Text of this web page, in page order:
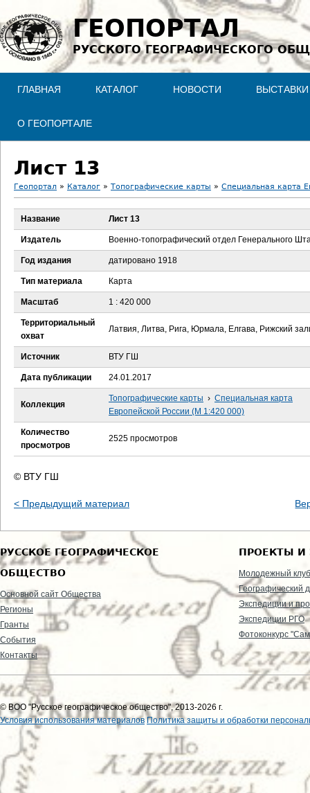
Jump to navigation
ГЕОПОРТАЛ
РУССКОГО ГЕОГРАФИЧЕСКОГО
ГЛАВНАЯ КАТАЛОГ НОВОСТИ ВЫСТАВКИ
О ГЕОПОРТАЛЕ
Лист 13
В
ы
д
е
с
ь
Геопортал » Каталог » Топографические карты » Специальная карта
Название Лист 13
Издатель Военно-топографический отдел Генерального
Год издания датировано 1918
Тип материала Карта
Масштаб 1 : 420 000
Территориальный
охват
Латвия, Литва, Рига, Юрмала, Елгава, Рижский
Источник ВТУ ГШ
Дата публикации 24.01.2017
Коллекция
Топографические карты › Специальная карта
Европейской России (М 1:420 000)
Количество
просмотров
2525 просмотров
© ВТУ ГШ
< Предыдущий материал
РУССКОЕ ГЕОГРАФИЧЕСКОЕ
ОБЩЕСТВО
Основной сайт Общества
Регионы
Гранты
События
Контакты
ПРОЕКТЫ И
Молодежный клуб
Географический
Экспедиции и
Экспедиции РГО
Фотоконкурс
© ВОО "Русское географическое общество", 2013-2026 г.
Условия использования материалов Политика защиты и обработки